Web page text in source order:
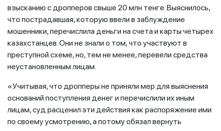
взысканию с дропперов свыше 20 млн тенге. Выяснилось,
что пострадавшая, которую ввели в заблуждение
мошенники, перечислила деньги на счета и карты четырех
казахстанцев. Они не знали о том, что участвуют в
преступной схеме, но, тем не менее, перевели средства
неустановленным лицам.
«Учитывая, что дропперы не приняли мер для выяснения
оснований поступления денег и перечислили их иным
лицам, суд расценил эти действия как распоряжение ими
по своему усмотрению, а потому обязал вернуть